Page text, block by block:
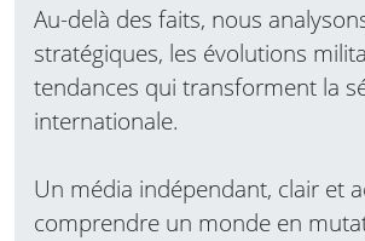
Au-delà des faits, nous
stratégiques, les évolutions
tendances qui transforment la
internationale.
Un média indépendant, clair et
comprendre un monde en